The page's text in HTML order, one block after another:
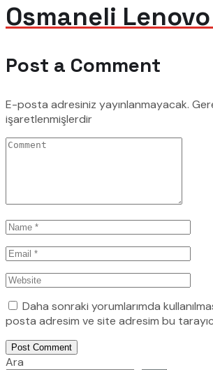
Osmaneli
Post a Comment
E-posta adresiniz yayınlanmayacak.
işaretlenmişlerdir
Daha sonraki yorumlarımda
posta adresim ve site adresim bu
Post Comment
Ara